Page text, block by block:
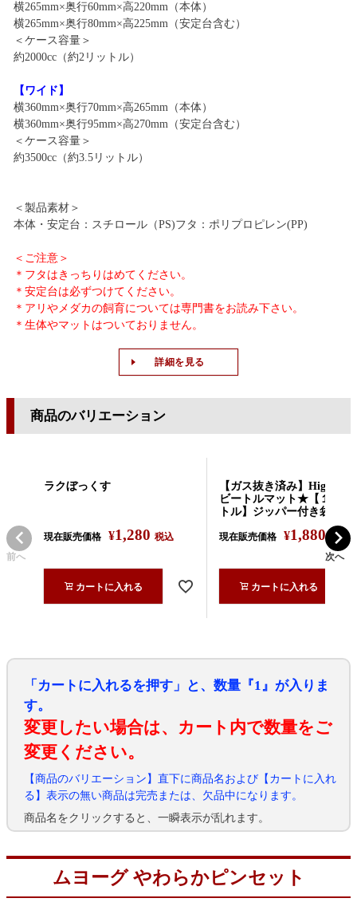
横265mm×奥行60mm×高220mm（本体）
横265mm×奥行80mm×高225mm（安定台含む）
＜ケース容量＞
約2000cc（約2リットル）
【ワイド】
横360mm×奥行70mm×高265mm（本体）
横360mm×奥行95mm×高270mm（安定台含む）
＜ケース容量＞
約3500cc（約3.5リットル）
＜製品素材＞
本体・安定台：スチロール（PS)フタ：ポリプロピレン(PP)
＜ご注意＞
＊フタはきっちりはめてください。
＊安定台は必ずつけてください。
＊アリやメダカの飼育については専門書をお読み下さい。
＊生体やマットはついておりません。
詳細を見る
商品のバリエーション
前へ
ラクぼっくす
現在販売価格 ¥1,280 税込
カートに入れる
【ガス抜き済み】High
ビートルマット★【１０リ
トル】ジッパー付き袋入り
現在販売価格 ¥1,880 税込
カートに入れる
次へ
「カートに入れるを押す」と、数量『1』が入りま
す。
変更したい場合は、カート内で数量をご
変更ください。
【商品のバリエーション】直下に商品名および【カートに入れ
る】表示の無い商品は完売または、欠品中になります。
商品名をクリックすると、一瞬表示が乱れます。
ムヨーグ やわらかピンセット